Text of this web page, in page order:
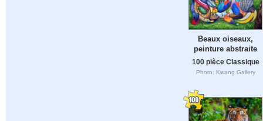
Beaux oiseaux,
peinture abstraite
100 pièce Classique
Photo: Kwang Gallery